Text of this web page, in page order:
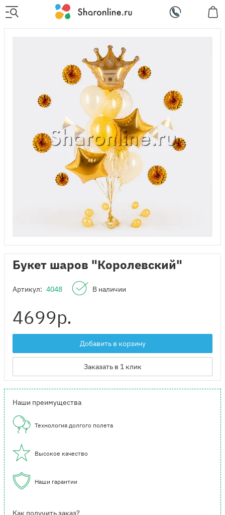
Букет шаров "Королевский"
Артикул: 4048 В наличии
4699р.
Добавить в корзину
Заказать в 1 клик
Наши преимущества
Технология долгого полета
Высокое качество
Наши гарантии
Как получить заказ?